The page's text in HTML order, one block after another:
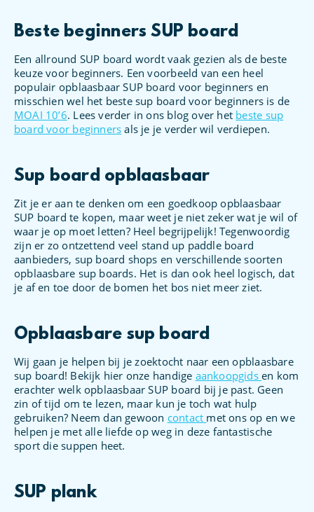
Beste beginners SUP board
Een allround SUP board wordt vaak gezien als de beste
keuze voor beginners. Een voorbeeld van een heel
populair opblaasbaar SUP board voor beginners en
misschien wel het beste sup board voor beginners is de
MOAI 10’6. Lees verder in ons blog over het beste sup
board voor beginners als je je verder wil verdiepen.
Sup board opblaasbaar
Zit je er aan te denken om een goedkoop opblaasbaar
SUP board te kopen, maar weet je niet zeker wat je wil of
waar je op moet letten? Heel begrijpelijk! Tegenwoordig
zijn er zo ontzettend veel stand up paddle board
aanbieders, sup board shops en verschillende soorten
opblaasbare sup boards. Het is dan ook heel logisch, dat
je af en toe door de bomen het bos niet meer ziet.
Opblaasbare sup board
Wij gaan je helpen bij je zoektocht naar een opblaasbare
sup board! Bekijk hier onze handige aankoopgidsen kom
erachter welk opblaasbaar SUP board bij je past. Geen
zin of tijd om te lezen, maar kun je toch wat hulp
gebruiken? Neem dan gewoon contact met ons op en we
helpen je met alle liefde op weg in deze fantastische
sport die suppen heet.
SUP plank